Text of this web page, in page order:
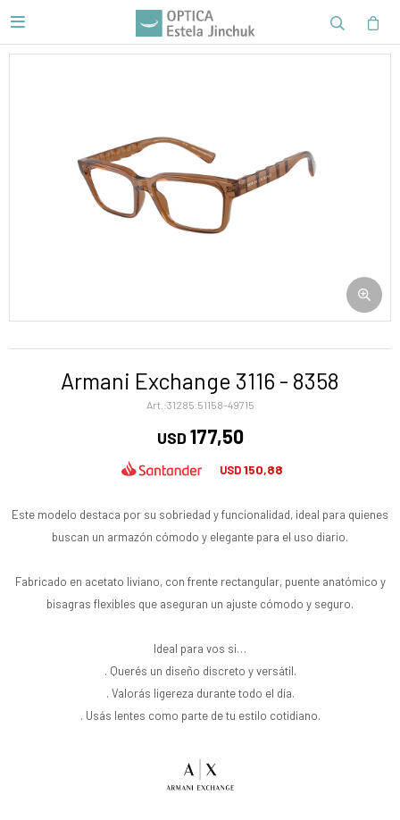

Armani Exchange 3116 - 8358
31285.51158-49715
USD 177,50
USD150,88
Este modelo destaca por su sobriedad y funcionalidad, ideal para quienes
buscan un armazón cómodo y elegante para el uso diario.
Fabricado en acetato liviano, con frente rectangular, puente anatómico y
bisagras flexibles que aseguran un ajuste cómodo y seguro.
Ideal para vos si…
. Querés un diseño discreto y versátil.
. Valorás ligereza durante todo el día.
. Usás lentes como parte de tu estilo cotidiano.